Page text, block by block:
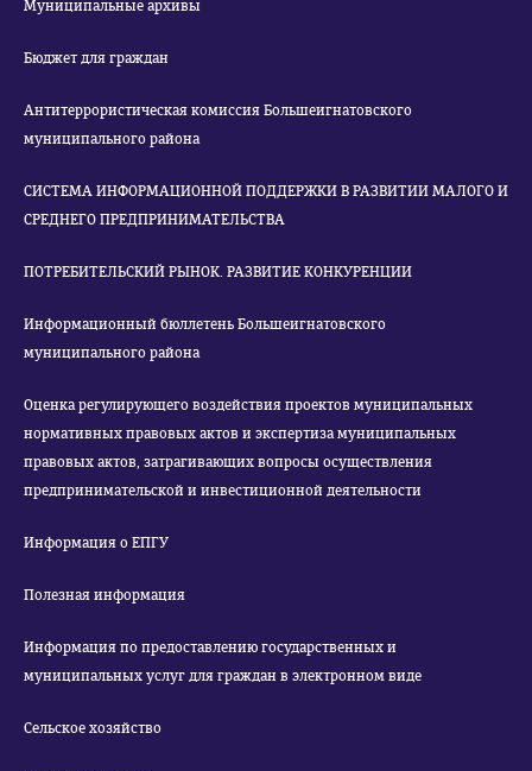
Муниципальные архивы
Бюджет для граждан
Антитеррористическая комиссия Большеигнатовского
муниципального района
СИСТЕМА ИНФОРМАЦИОННОЙ ПОДДЕРЖКИ В РАЗВИТИИ МАЛОГО И
СРЕДНЕГО ПРЕДПРИНИМАТЕЛЬСТВА
ПОТРЕБИТЕЛЬСКИЙ РЫНОК. РАЗВИТИЕ КОНКУРЕНЦИИ
Информационный бюллетень Большеигнатовского
муниципального района
Оценка регулирующего воздействия проектов муниципальных
нормативных правовых актов и экспертиза муниципальных
правовых актов, затрагивающих вопросы осуществления
предпринимательской и инвестиционной деятельности
Информация о ЕПГУ
Полезная информация
Информация по предоставлению государственных и
муниципальных услуг для граждан в электронном виде
Сельское хозяйство